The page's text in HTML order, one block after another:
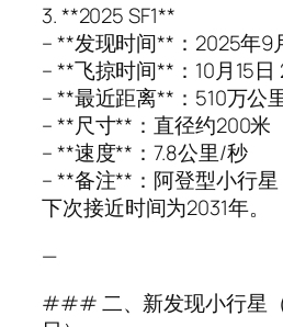
3. **2025 SF1**
– **发现时间**：2025年9
– **飞掠时间**：10月15日
– **最近距离**：510万公
– **尺寸**：直径约200米
– **速度**：7.8公里/秒
– **备注**：阿登型小行星
下次接近时间为2031年。
—
### 二、新发现小行星（